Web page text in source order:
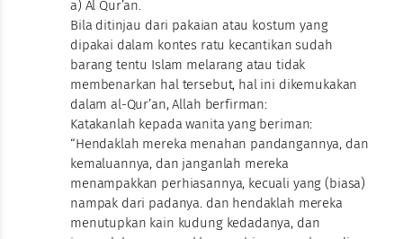
a) Al Qur’an.
Bila ditinjau dari pakaian atau kostum yang
dipakai dalam kontes ratu kecantikan sudah
barang tentu Islam melarang atau tidak
membenarkan hal tersebut, hal ini dikemukakan
dalam al-Qur’an, Allah berfirman:
Katakanlah kepada wanita yang beriman:
“Hendaklah mereka menahan pandangannya, dan
kemaluannya, dan janganlah mereka
menampakkan perhiasannya, kecuali yang (biasa)
nampak dari padanya. dan hendaklah mereka
menutupkan kain kudung kedadanya, dan